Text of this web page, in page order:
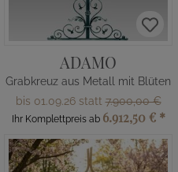
ADAMO
Grabkreuz aus Metall mit Blüten
bis 01.09.26 statt7.900,00 €
Ihr Komplettpreis ab 6.912,50 € *